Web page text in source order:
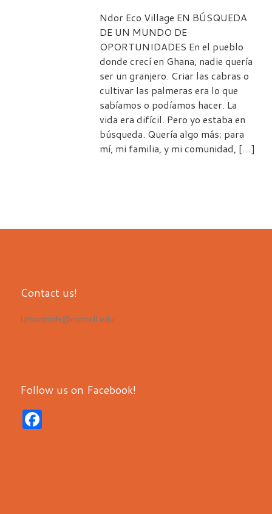
Ndor Eco Village EN BÚSQUEDA
DE UN MUNDO DE
OPORTUNIDADES En el pueblo
donde crecí en Ghana, nadie quería
ser un granjero. Criar las cabras o
cultivar las palmeras era lo que
sabíamos o podíamos hacer. La
vida era difícil. Pero yo estaba en
búsqueda. Quería algo más; para
mí, mi familia, y mi comunidad, […]
Contact us!
Urbanbirds@cornell.edu
Follow us on Facebook!